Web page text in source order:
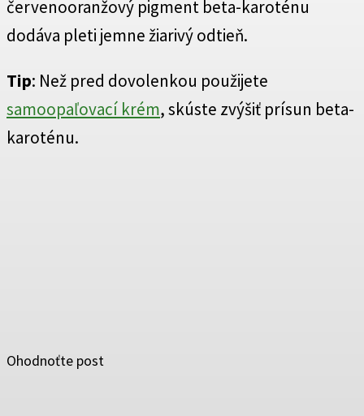
červenooranžový pigment beta-karoténu
dodáva pleti jemne žiarivý odtieň.
Tip: Než pred dovolenkou použijete
samoopaľovací krém, skúste zvýšiť prísun beta-
karoténu.
Ohodnoťte post